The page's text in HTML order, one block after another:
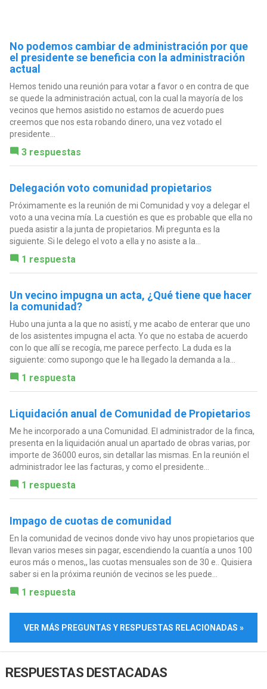
No podemos cambiar de administración por que
el presidente se beneficia con la administración
actual
Hemos tenido una reunión para votar a favor o en contra de que
se quede la administración actual, con la cual la mayoría de los
vecinos que hemos asistido no estamos de acuerdo pues
creemos que nos esta robando dinero, una vez votado el
presidente...
3 respuestas
Delegación voto comunidad propietarios
Próximamente es la reunión de mi Comunidad y voy a delegar el
voto a una vecina mía. La cuestión es que es probable que ella no
pueda asistir a la junta de propietarios. Mi pregunta es la
siguiente. Si le delego el voto a ella y no asiste a la...
1 respuesta
Un vecino impugna un acta, ¿Qué tiene que hacer
la comunidad?
Hubo una junta a la que no asistí, y me acabo de enterar que uno
de los asistentes impugna el acta. Yo que no estaba de acuerdo
con lo que allí se recogía, me parece perfecto. La duda es la
siguiente: como supongo que le ha llegado la demanda a la...
1 respuesta
Liquidación anual de Comunidad de Propietarios
Me he incorporado a una Comunidad. El administrador de la finca,
presenta en la liquidación anual un apartado de obras varias, por
importe de 36000 euros, sin detallar las mismas. En la reunión el
administrador lee las facturas, y como el presidente...
1 respuesta
Impago de cuotas de comunidad
En la comunidad de vecinos donde vivo hay unos propietarios que
llevan varios meses sin pagar, escendiendo la cuantía a unos 100
euros más o menos,, las cuotas mensuales son de 30 e.. Quisiera
saber si en la próxima reunión de vecinos se les puede...
1 respuesta
VER MÁS PREGUNTAS Y RESPUESTAS RELACIONADAS »
RESPUESTAS DESTACADAS